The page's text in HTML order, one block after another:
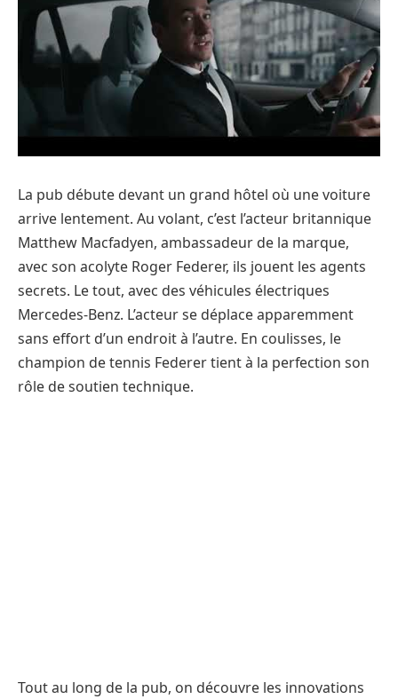
La pub débute devant un grand hôtel où une voiture
arrive lentement. Au volant, c’est l’acteur britannique
Matthew Macfadyen, ambassadeur de la marque,
avec son acolyte Roger Federer, ils jouent les agents
secrets. Le tout, avec des véhicules électriques
Mercedes-Benz. L’acteur se déplace apparemment
sans effort d’un endroit à l’autre. En coulisses, le
champion de tennis Federer tient à la perfection son
rôle de soutien technique.
Tout au long de la pub, on découvre les innovations